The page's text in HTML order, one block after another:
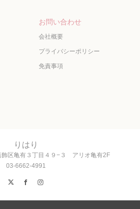
お問い合わせ
会社概要
プライバシーポリシー
免責事項
りはり
飾区亀有３丁目４９−３ アリオ亀有2F
03-6662-4991
Facebook